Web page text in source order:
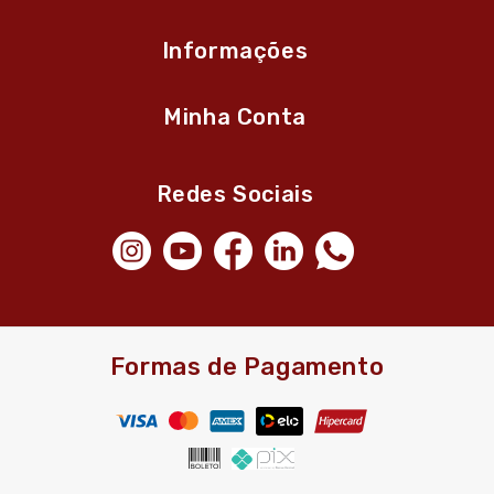
Informações
Minha Conta
Redes Sociais
Formas de Pagamento